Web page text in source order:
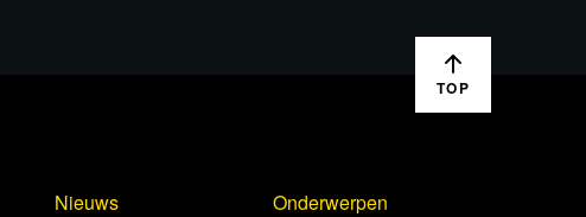
TOP
Nieuws
Onderwerpen